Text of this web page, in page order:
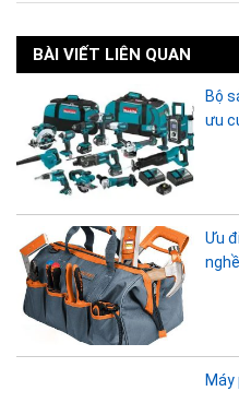
BÀI VIẾT LIÊN QUAN
Bộ
ưu
Ưu
nghề
Máy